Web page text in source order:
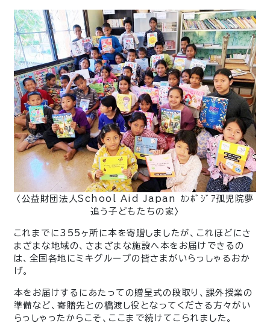
〈公益財団法人School Aid Japan ｶﾝﾎﾞｼﾞｱ孤児院夢
追う子どもたちの家〉
これまでに355ヶ所に本を寄贈しましたが、これほどにさ
まざまな地域の、さまざまな施設へ本をお届けできるの
は、全国各地にミキグループの皆さまがいらっしゃるおか
げ。
本をお届けするにあたっての贈呈式の段取り、課外授業の
準備など、寄贈先との橋渡し役となってくださる方々がい
らっしゃったからこそ、ここまで続けてこられました。